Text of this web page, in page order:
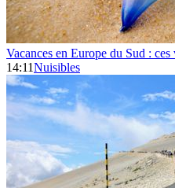
Vacances en Europe du Sud : ces
14:11Nuisibles